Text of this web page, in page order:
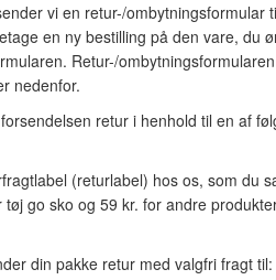
vi en retur-/
en ny bestilling på den vare, du
Retur-/
nedenfor.
retur i henhold til en af
(returlabel) hos os, som du
tøj go sko og 59 kr. for andre
din pakke retur med valgfri fragt til: